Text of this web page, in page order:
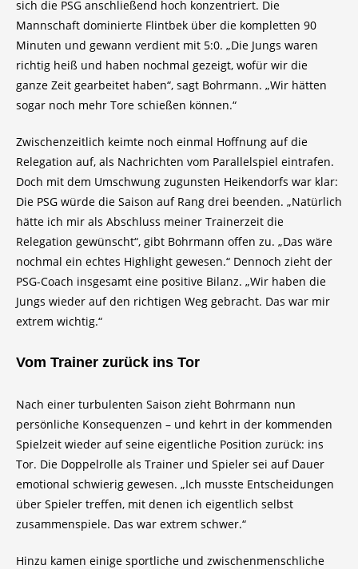
sich die PSG anschließend hoch konzentriert. Die
Mannschaft dominierte Flintbek über die kompletten 90
Minuten und gewann verdient mit 5:0. „Die Jungs waren
richtig heiß und haben nochmal gezeigt, wofür wir die
ganze Zeit gearbeitet haben“, sagt Bohrmann. „Wir hätten
sogar noch mehr Tore schießen können.“
Zwischenzeitlich keimte noch einmal Hoffnung auf die
Relegation auf, als Nachrichten vom Parallelspiel eintrafen.
Doch mit dem Umschwung zugunsten Heikendorfs war klar:
Die PSG würde die Saison auf Rang drei beenden. „Natürlich
hätte ich mir als Abschluss meiner Trainerzeit die
Relegation gewünscht“, gibt Bohrmann offen zu. „Das wäre
nochmal ein echtes Highlight gewesen.“ Dennoch zieht der
PSG-Coach insgesamt eine positive Bilanz. „Wir haben die
Jungs wieder auf den richtigen Weg gebracht. Das war mir
extrem wichtig.“
Vom Trainer zurück ins Tor
Nach einer turbulenten Saison zieht Bohrmann nun
persönliche Konsequenzen – und kehrt in der kommenden
Spielzeit wieder auf seine eigentliche Position zurück: ins
Tor. Die Doppelrolle als Trainer und Spieler sei auf Dauer
emotional schwierig gewesen. „Ich musste Entscheidungen
über Spieler treffen, mit denen ich eigentlich selbst
zusammenspiele. Das war extrem schwer.“
Hinzu kamen einige sportliche und zwischenmenschliche